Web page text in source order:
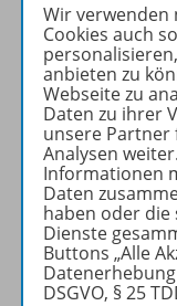
Wir verwenden
Cookies auch
anbieten zu
Webseite zu
Daten zu ihrer
unsere Partner
Analysen
Informationen
Daten
haben oder die
Dienste
Buttons „Alle
Datenerhebung
DSGVO, § 25